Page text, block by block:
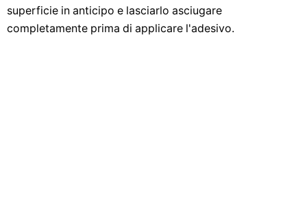
superficie in anticipo e lasciarlo asciugare
completamente prima di applicare l'adesivo.